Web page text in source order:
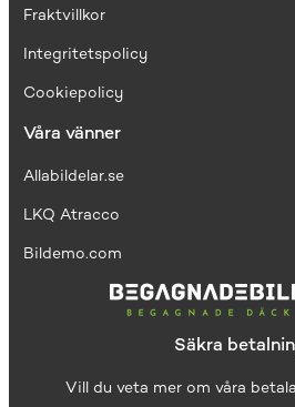
Fraktvillkor
Integritetspolicy
Cookiepolicy
Våra vänner
Allabildelar.se
LKQ Atracco
Bildemo.com
Säkra
Vill du veta mer om våra